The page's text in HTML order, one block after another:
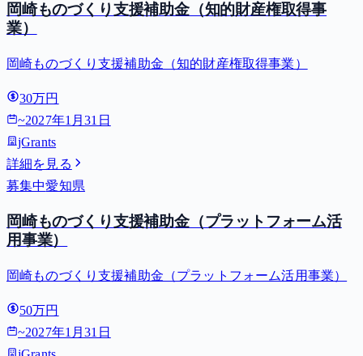
岡崎ものづくり支援補助金（知的財産権取得事
業）
岡崎ものづくり支援補助金（知的財産権取得事業）
30万円
~2027年1月31日
jGrants
詳細を見る
募集中愛知県
岡崎ものづくり支援補助金（プラットフォーム活
用事業）
岡崎ものづくり支援補助金（プラットフォーム活用事業）
50万円
~2027年1月31日